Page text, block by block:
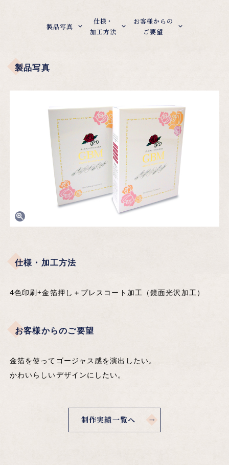
製品写真
仕様・
加工方法
お客様からの
ご要望
製品写真
仕様・加工方法
4色印刷+金箔押し＋プレスコート加工（鏡面光沢加工）
お客様からのご要望
金箔を使ってゴージャス感を演出したい。
かわいらしいデザインにしたい。
制作実績一覧へ